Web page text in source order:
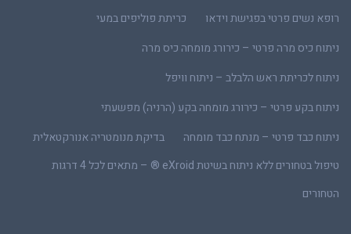
רופא נשים פרטי בפגישת וידאו
כריתת פוליפים במעי
ניתוח כיס מרה פרטי – כירורג מומחה כיס מרה
ניתוח לכריתת ראש הלבלב – ניתוח וויפל
ניתוח בקע פרטי – כירורג מומחה בקע (הרניה) מפשעתי
ניתוח כבד פרטי – מנתח כבד מומחה
בדיקת מנומטריה אנורקטאלית
טיפול בטחורים ללא ניתוח בשיטת eXroid ® – מתאים לכל 4 דרגות
הטחורים